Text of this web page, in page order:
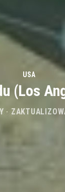
USA
(Los
·